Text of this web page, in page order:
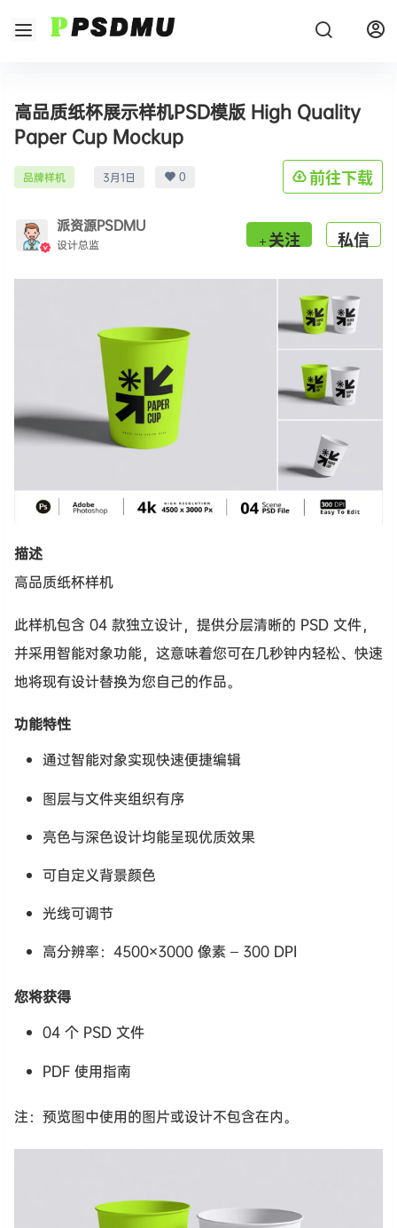
高品质纸杯展示样机PSD模版 High Quality
Paper Cup Mockup
品牌样机 3月1日 0 前往下载
派资源PSDMU
设计总监 关注 私信
描述
高品质纸杯样机
此样机包含 04 款独立设计，提供分层清晰的 PSD 文件，
并采用智能对象功能，这意味着您可在几秒钟内轻松、快速
地将现有设计替换为您自己的作品。
功能特性
通过智能对象实现快速便捷编辑
图层与文件夹组织有序
亮色与深色设计均能呈现优质效果
可自定义背景颜色
光线可调节
高分辨率：4500×3000 像素 – 300 DPI
您将获得
04 个 PSD 文件
PDF 使用指南
注：预览图中使用的图片或设计不包含在内。